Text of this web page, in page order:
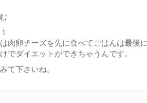
肉卵チーズを先に食べてごはんは最後
でダイエットができちゃうんです。
て下さいね。